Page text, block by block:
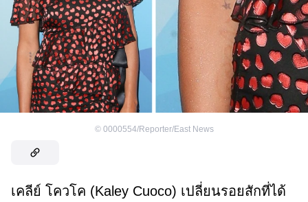
© 0000554/Reporter/East News
เคลีย์ โควโค (Kaley Cuoco) เปลี่ยนรอยสักที่ได้